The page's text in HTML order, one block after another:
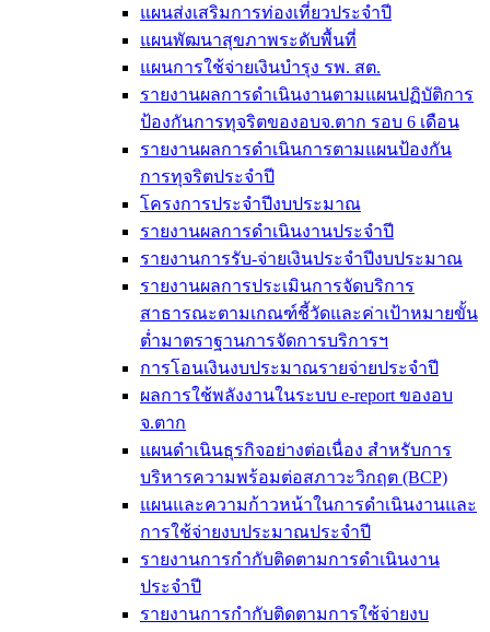
แผนส่งเสริมการท่องเที่ยวประจำปี
แผนพัฒนาสุขภาพระดับพื้นที่
แผนการใช้จ่ายเงินบำรุง รพ. สต.
รายงานผลการดำเนินงานตามแผนปฏิบัติการ
ป้องกันการทุจริตของอบจ.ตาก รอบ 6 เดือน
รายงานผลการดำเนินการตามแผนป้องกัน
การทุจริตประจำปี
โครงการประจำปีงบประมาณ
รายงานผลการดำเนินงานประจำปี
รายงานการรับ-จ่ายเงินประจำปีงบประมาณ
รายงานผลการประเมินการจัดบริการ
สาธารณะตามเกณฑ์ชี้วัดและค่าเป้าหมายขั้น
ต่ำมาตราฐานการจัดการบริการฯ
การโอนเงินงบประมาณรายจ่ายประจำปี
ผลการใช้พลังงานในระบบ e-report ของอบ
จ.ตาก
แผนดำเนินธุรกิจอย่างต่อเนื่อง สำหรับการ
บริหารความพร้อมต่อสภาวะวิกฤต (BCP)
แผนและความก้าวหน้าในการดำเนินงานและ
การใช้จ่ายงบประมาณประจำปี
รายงานการกำกับติดตามการดำเนินงาน
ประจำปี
รายงานการกำกับติดตามการใช้จ่ายงบ